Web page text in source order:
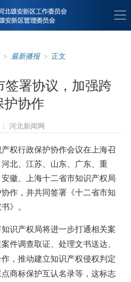
> 最新播报 > 正文
签署协议，加强跨
护协作
河北新闻网
行政保护协作会议在上海召
北、江苏、山东、广东、重
徽、上海十二省市知识产权局
作，并共同签署《十二省市知
》。
产权局将进一步打通相关案
件调查取证、处理文书送达、
，推动建立知识产权侵权判定
商标保护互认名录等，这标志